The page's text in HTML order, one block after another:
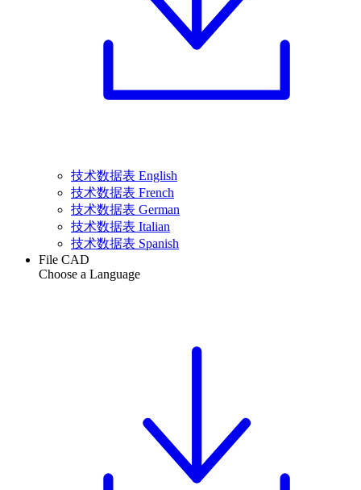
技术数据表 English
技术数据表 French
技术数据表 German
技术数据表 Italian
技术数据表 Spanish
File CAD
Choose a Language